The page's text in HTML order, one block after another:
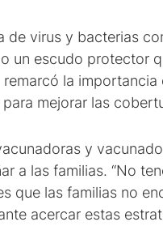
virus y bacterias
un escudo protector
la
mejorar las
y
a las familias. “No
que las familias no
acercar estas